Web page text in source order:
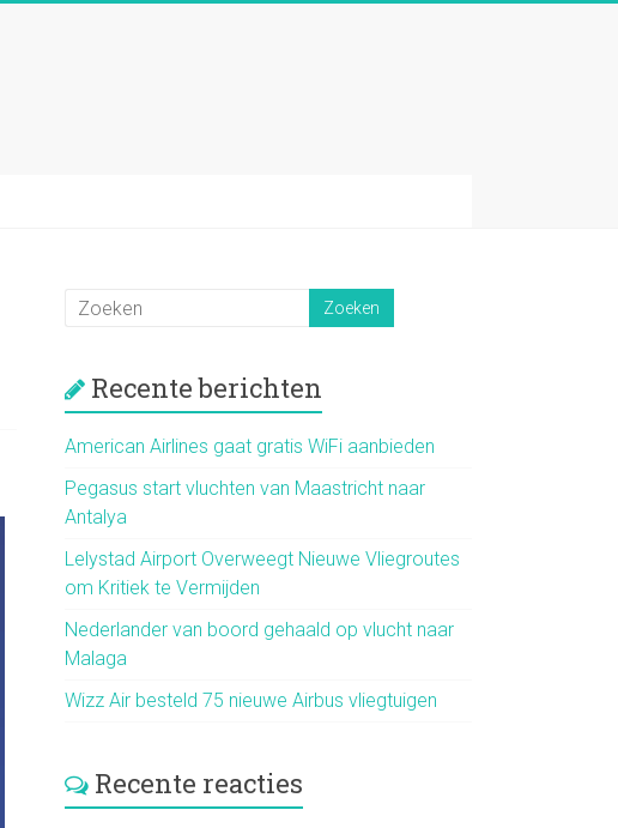
Recente berichten
American Airlines gaat gratis WiFi aanbieden
Pegasus start vluchten van Maastricht naar
Antalya
Lelystad Airport Overweegt Nieuwe Vliegroutes
om Kritiek te Vermijden
Nederlander van boord gehaald op vlucht naar
Malaga
Wizz Air besteld 75 nieuwe Airbus vliegtuigen
Recente reacties